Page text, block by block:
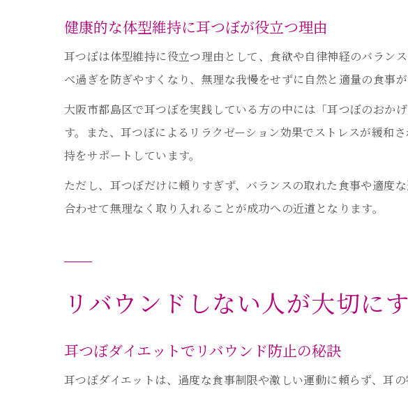
健康的な体型維持に耳つぼが役立つ理由
耳つぼは体型維持に役立つ理由として、食欲や自律神経のバラン
べ過ぎを防ぎやすくなり、無理な我慢をせずに自然と適量の食事が
大阪市都島区で耳つぼを実践している方の中には「耳つぼのおか
す。また、耳つぼによるリラクゼーション効果でストレスが緩和
持をサポートしています。
ただし、耳つぼだけに頼りすぎず、バランスの取れた食事や適度
合わせて無理なく取り入れることが成功への近道となります。
リバウンドしない人が大切に
耳つぼダイエットでリバウンド防止の秘訣
耳つぼダイエットは、過度な食事制限や激しい運動に頼らず、耳